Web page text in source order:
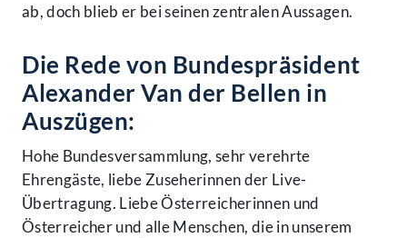
ab, doch blieb er bei seinen zentralen Aussagen.
Die Rede von Bundespräsident
Alexander Van der Bellen in
Auszügen:
Hohe Bundesversammlung, sehr verehrte
Ehrengäste, liebe Zuseherinnen der Live-
Übertragung. Liebe Österreicherinnen und
Österreicher und alle Menschen, die in unserem